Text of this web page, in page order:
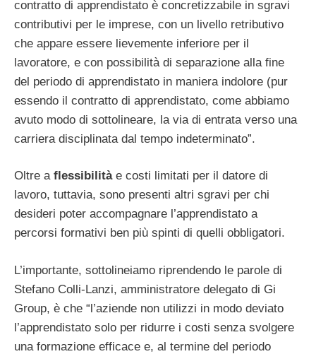
contratto di apprendistato è concretizzabile in sgravi
contributivi per le imprese, con un livello retributivo
che appare essere lievemente inferiore per il
lavoratore, e con possibilità di separazione alla fine
del periodo di apprendistato in maniera indolore (pur
essendo il contratto di apprendistato, come abbiamo
avuto modo di sottolineare, la via di entrata verso una
carriera disciplinata dal tempo indeterminato”.
Oltre a flessibilitàe costi limitati per il datore di
lavoro, tuttavia, sono presenti altri sgravi per chi
desideri poter accompagnare l’apprendistato a
percorsi formativi ben più spinti di quelli obbligatori.
L’importante, sottolineiamo riprendendo le parole di
Stefano Colli-Lanzi, amministratore delegato di Gi
Group, è che “l’aziende non utilizzi in modo deviato
l’apprendistato solo per ridurre i costi senza svolgere
una formazione efficace e, al termine del periodo